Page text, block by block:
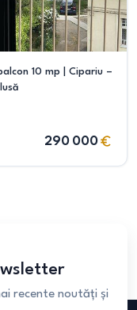
10 mp | Cipariu –
290 000
recente noutăți și